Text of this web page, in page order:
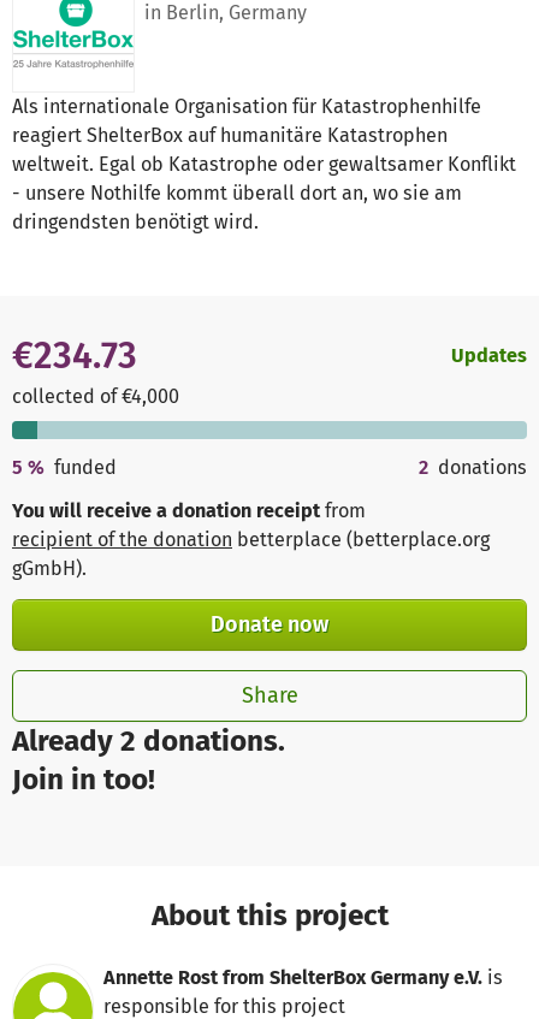
in Berlin, Germany
Als internationale Organisation für Katastrophenhilfe
reagiert ShelterBox auf humanitäre Katastrophen
weltweit. Egal ob Katastrophe oder gewaltsamer Konflikt
- unsere Nothilfe kommt überall dort an, wo sie am
dringendsten benötigt wird.
Already 2 donations.
Join in too!
€234.73
collected of €4,000
Updates
5 % funded 2 donations
You will receive a donation receipt from
recipient of the donation betterplace (betterplace.org
gGmbH).
Donate now
Share
About this project
Annette Rost from ShelterBox Germany e.V. is
responsible for this project